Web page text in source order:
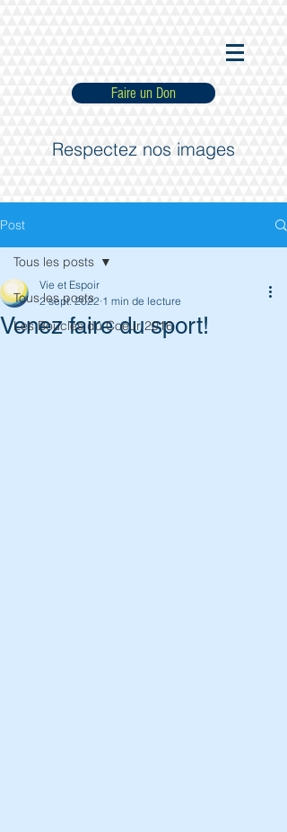
Faire un Don
Respectez nos images
Post
Tous les posts
Les Boucles du Coeur 2016
Tous les posts
Venez faire du sport!
Vie et Espoir
2 sept. 2022 1 min de lecture